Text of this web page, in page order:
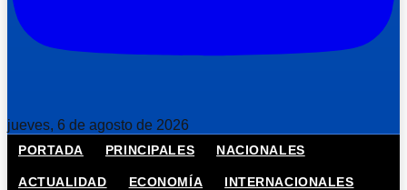
jueves, 6 de agosto de 2026
PORTADA PRINCIPALES NACIONALES
ACTUALIDAD ECONOMÍA INTERNACIONALES